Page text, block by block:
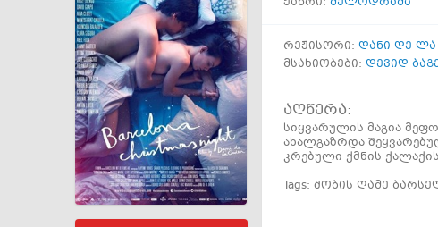
რეჟისორი: დანი დე
მსახიობები: დევიდ
აღწერა:
სიყვარულის მაგია
ახალგაზრდა
კრებული ქმნის
Tags: შობის ღამე